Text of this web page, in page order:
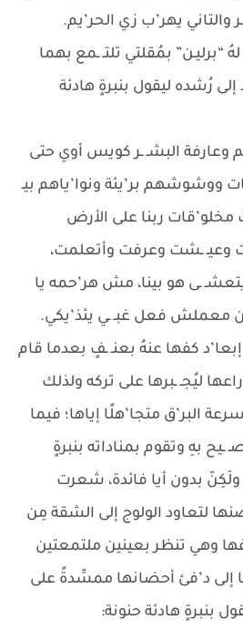
والتاني يهر’ب زي الحر’يم.
بمُقلتي تلتـ ـمع بهما
رُشده ليقول بنبرةٍ هادئة
وعارفة البشـ ـر كويس أوي حتى
ووشوشهم بر’يئة ونوا’ياهم بيـ
مخلو’قات ربنا على الأرض
ـشت وعرفت وأتعلمت،
يتعشـ ـى هو بينا، مش هر’حمه يا
معملش فعل غبـ ـي يئذ’يكي.
إبعا’د كفها عنهُ بعنـ ـفٍ بعدما قام
ليُجـ ـبرها على تركه ولذلك
البر’ق متجا’هلًا إياها؛ فيما
بهِ وتقوم بمناداته بنبرةٍ
ولَكِنّ بدون أيا فائدة، شعرت
لتعاود الولوج إلى الشقة مِن
وهي تنظر بعينين ملتمعتين
إلى د’فئ أحضانها ممسِّدةً على
بنبرةٍ هادئة حنونة: